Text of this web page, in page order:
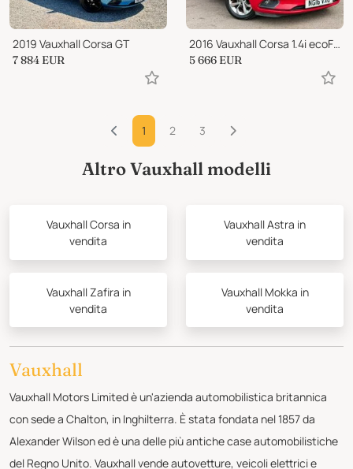
2019 Vauxhall Corsa GT
7 884 EUR
2016 Vauxhall Corsa 1.4i ecoFLEX Energy Euro 6 5dr (a/c)
5 666 EUR
1 2 3
Altro Vauxhall modelli
Vauxhall Corsa in
vendita
Vauxhall Astra in
vendita
Vauxhall Zafira in
vendita
Vauxhall Mokka in
vendita
Vauxhall
Vauxhall Motors Limited è un'azienda automobilistica britannica
con sede a Chalton, in Inghilterra. È stata fondata nel 1857 da
Alexander Wilson ed è una delle più antiche case automobilistiche
del Regno Unito. Vauxhall vende autovetture, veicoli elettrici e